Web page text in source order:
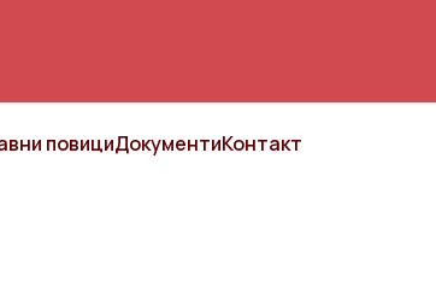
повициДокументиКонтакт